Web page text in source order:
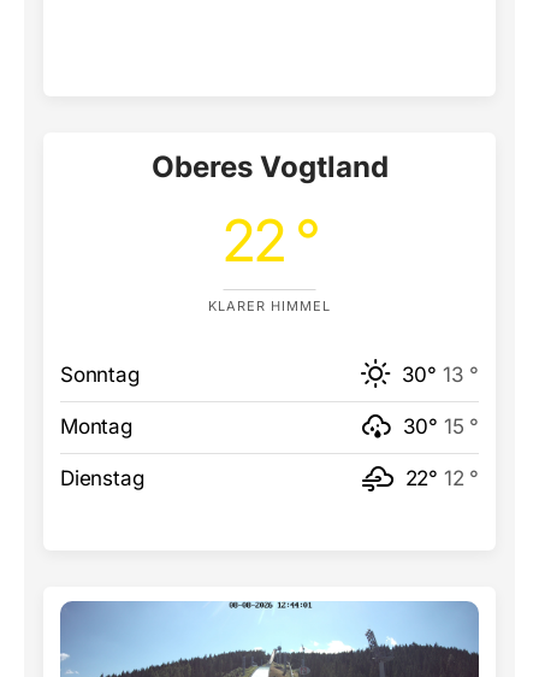
Oberes Vogtland
22 °
KLARER HIMMEL
Sonntag 30° 13 °
Montag 30° 15 °
Dienstag 22° 12 °